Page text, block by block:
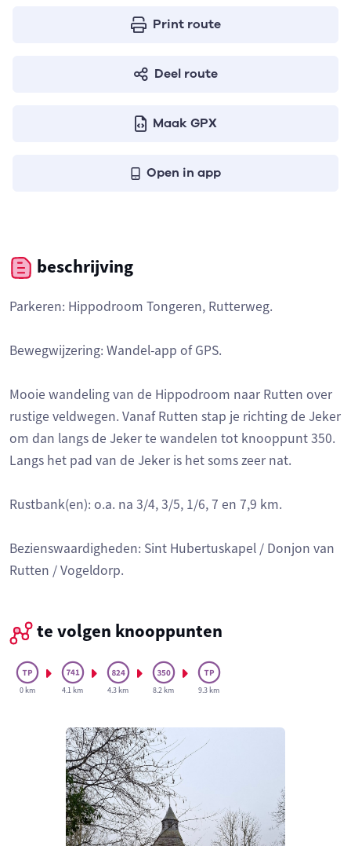
Print route
Deel route
Maak GPX
Open in app
beschrijving
Parkeren: Hippodroom Tongeren, Rutterweg.
Bewegwijzering: Wandel-app of GPS.
Mooie wandeling van de Hippodroom naar Rutten over
rustige veldwegen. Vanaf Rutten stap je richting de Jeker
om dan langs de Jeker te wandelen tot knooppunt 350.
Langs het pad van de Jeker is het soms zeer nat.
Rustbank(en): o.a. na 3/4, 3/5, 1/6, 7 en 7,9 km.
Bezienswaardigheden: Sint Hubertuskapel / Donjon van
Rutten / Vogeldorp.
te volgen knooppunten
0 km 4.1 km 4.3 km 8.2 km 9.3 km